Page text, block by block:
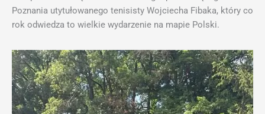
Poznania utytułowanego tenisisty Wojciecha Fibaka, który co
rok odwiedza to wielkie wydarzenie na mapie Polski.